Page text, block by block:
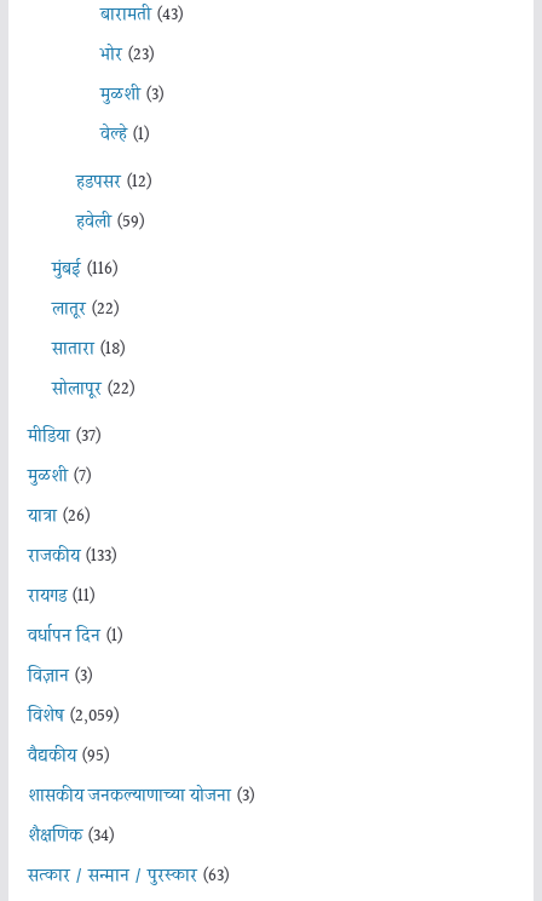
बारामती(43)
भोर(23)
मुळशी(3)
वेल्हे(1)
हडपसर(12)
हवेली(59)
मुंबई(116)
लातूर(22)
सातारा(18)
सोलापूर(22)
मीडिया(37)
मुळशी(7)
यात्रा(26)
राजकीय(133)
रायगड(11)
वर्धापन दिन(1)
विज्ञान(3)
विशेष(2,059)
वैद्यकीय(95)
शासकीय जनकल्याणाच्या योजना(3)
शैक्षणिक(34)
सत्कार / सन्मान / पुरस्कार(63)